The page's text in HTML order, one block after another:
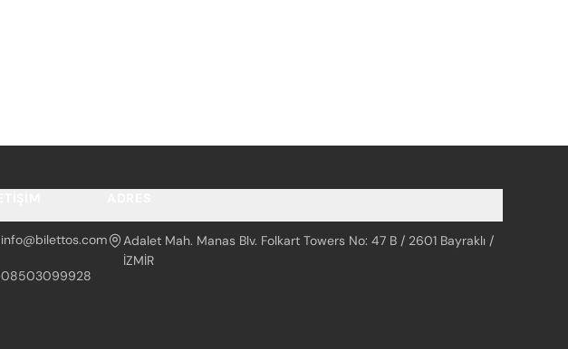
info@bilettos.com
08503099928
Adalet Mah. Manas Blv. Folkart Towers No: 47 B / 2601 Bayraklı /
İZMİR